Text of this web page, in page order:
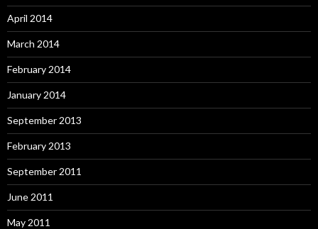
April 2014
March 2014
February 2014
January 2014
September 2013
February 2013
September 2011
June 2011
May 2011